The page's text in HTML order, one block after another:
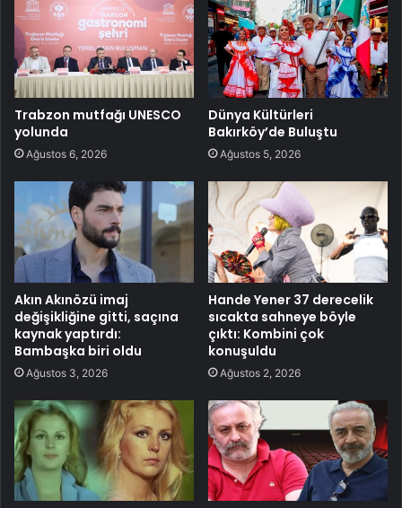
Trabzon mutfağı UNESCO
yolunda
Ağustos 6, 2026
Dünya Kültürleri
Bakırköy’de Buluştu
Ağustos 5, 2026
Akın Akınözü imaj
değişikliğine gitti, saçına
kaynak yaptırdı:
Bambaşka biri oldu
Ağustos 3, 2026
Hande Yener 37 derecelik
sıcakta sahneye böyle
çıktı: Kombini çok
konuşuldu
Ağustos 2, 2026